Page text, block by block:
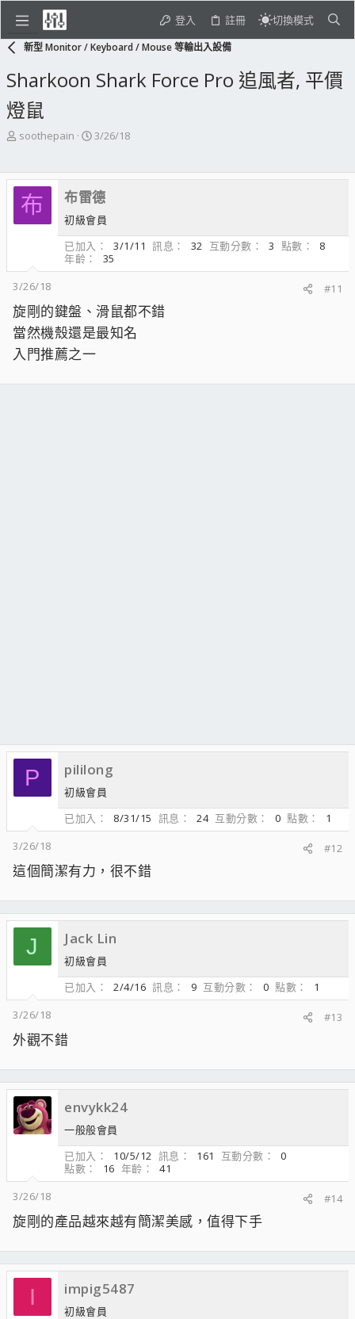
登入 註冊 切換模式
新型 Monitor / Keyboard / Mouse 等輸出入設備
Sharkoon Shark Force Pro 追風者, 平價
燈鼠
主
起
人
soothepain
開
期
3/26/18
布 布雷德
初級會員
已加入
3/1/11 訊息 32 互動分數 3 點數
8
年齡
35
3/26/18
#11
旋剛的鍵盤、滑鼠都不錯
當然機殼還是最知名
入門推薦之一
P pililong
初級會員
已加入
8/31/15 訊息 24 互動分數 0 點數
1
3/26/18
#12
這個簡潔有力，很不錯
J Jack Lin
初級會員
已加入
2/4/16 訊息 9 互動分數 0 點數
1
3/26/18
#13
外觀不錯
envykk24
一般般會員
已加入
10/5/12 訊息 161 互動分數
0
點數
16 年齡
41
3/26/18
#14
旋剛的產品越來越有簡潔美感，值得下手
I impig5487
初級會員